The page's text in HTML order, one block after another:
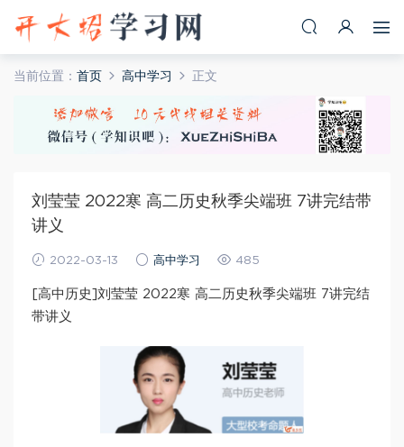
当前位置： 首页 高中学习 正文
刘莹莹 2022寒 高二历史秋季尖端班 7讲完结带
讲义
2022-03-13 高中学习 485
[高中历史]刘莹莹 2022寒 高二历史秋季尖端班 7讲完结
带讲义